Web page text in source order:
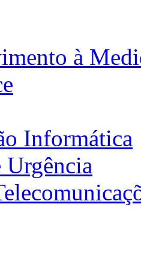
à
Informática
Urgência